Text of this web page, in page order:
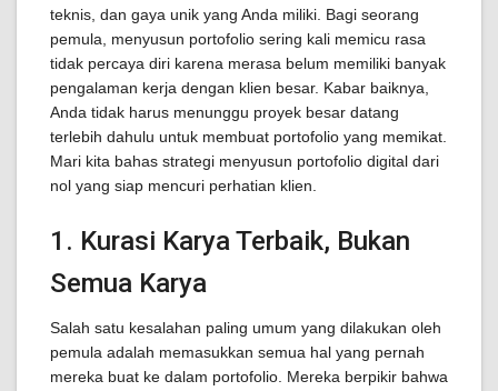
teknis, dan gaya unik yang Anda miliki. Bagi seorang
pemula, menyusun portofolio sering kali memicu rasa
tidak percaya diri karena merasa belum memiliki banyak
pengalaman kerja dengan klien besar. Kabar baiknya,
Anda tidak harus menunggu proyek besar datang
terlebih dahulu untuk membuat portofolio yang memikat.
Mari kita bahas strategi menyusun portofolio digital dari
nol yang siap mencuri perhatian klien.
1. Kurasi Karya Terbaik, Bukan
Semua Karya
Salah satu kesalahan paling umum yang dilakukan oleh
pemula adalah memasukkan semua hal yang pernah
mereka buat ke dalam portofolio. Mereka berpikir bahwa